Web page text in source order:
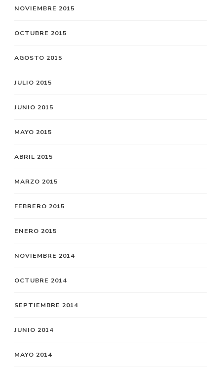
NOVIEMBRE 2015
OCTUBRE 2015
AGOSTO 2015
JULIO 2015
JUNIO 2015
MAYO 2015
ABRIL 2015
MARZO 2015
FEBRERO 2015
ENERO 2015
NOVIEMBRE 2014
OCTUBRE 2014
SEPTIEMBRE 2014
JUNIO 2014
MAYO 2014